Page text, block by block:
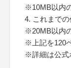
※10MB以内
4. これまでの
※20MB以内
※上記を120
※詳細は公式